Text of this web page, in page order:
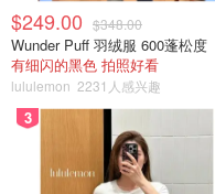
$249.00 $348.00
Wunder Puff 羽绒服 600蓬松度
有细闪的黑色 拍照好看
lululemon 2231人感兴趣
3